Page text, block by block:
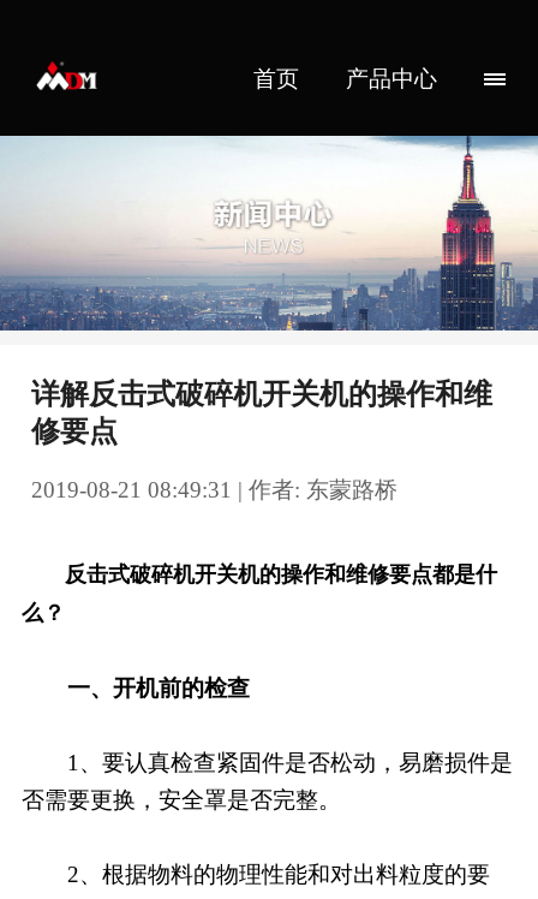
首页 产品中心
详解反击式破碎机开关机的操作和维
修要点
2019-08-21 08:49:31 | 作者: 东蒙路桥
反击式破碎机开关机的操作和维修要点都是什
么？
一、开机前的检查
1、要认真检查紧固件是否松动，易磨损件是
否需要更换，安全罩是否完整。
2、根据物料的物理性能和对出料粒度的要